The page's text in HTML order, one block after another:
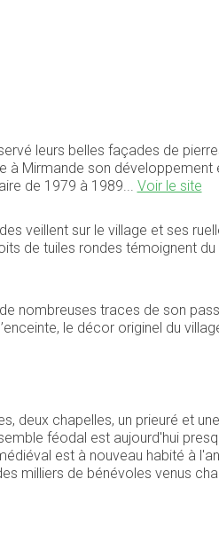
leurs belles façades de
à Mirmande son
de 1979 à 1989... Voir le site
veillent sur le village et ses
de tuiles rondes témoignent
nombreuses traces de son
le décor originel du
deux chapelles, un prieuré et
féodal est aujourd'hui
est à nouveau habité à
milliers de bénévoles venus